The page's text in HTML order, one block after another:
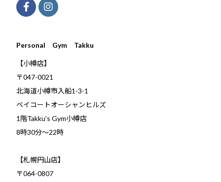
Personal Gym Takku
【小樽店】
〒047-0021
北海道小樽市入船1-3-1
ベイコートオーシャンヒルズ
1階Takku's Gym小樽店
​8時30分～22時
【札幌円山店】
〒064-0807